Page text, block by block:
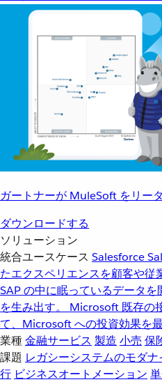
ガートナーが MuleSoft をリー
ダウンロードする
ソリューション
統合ユースケース Salesforce
たエクスペリエンスを顧客や従
SAP の中に眠っているデータ
を生み出す。
Microsoft 既存の
て、Microsoft への投資効果を最
業種金融サービス 製造 小売 保
課題 レガシーシステムのモダ
行 ビジネスオートメーション